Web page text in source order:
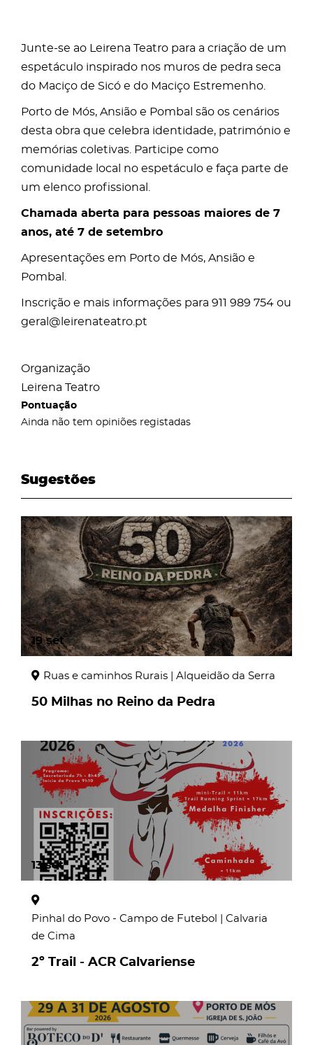
Junte-se ao Leirena Teatro para a criação de um
espetáculo inspirado nos muros de pedra seca
do Maciço de Sicó e do Maciço Estremenho.
Porto de Mós, Ansião e Pombal são os cenários
desta obra que celebra identidade, património e
memórias coletivas. Participe como
comunidade local no espetáculo e faça parte de
um elenco profissional.
Chamada aberta para pessoas maiores de 7
anos, até 7 de setembro
Apresentações em Porto de Mós, Ansião e
Pombal.
Inscrição e mais informações para 911 989 754 ou
geral@leirenateatro.pt
Organização
Leirena Teatro
Pontuação
Ainda não tem opiniões registadas
Sugestões
page
19 set
Ruas e caminhos Rurais | Alqueidão da Serra
50 Milhas no Reino da Pedra
page
13 set
Pinhal do Povo - Campo de Futebol | Calvaria
de Cima
2º Trail - ACR Calvariense
page